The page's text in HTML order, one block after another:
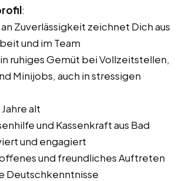
:
an Zuverlässigkeit zeichnet Dich aus
und im Team
ruhiges Gemüt bei Vollzeitstellen,
Minijobs, auch in stressigen
alt
und Kassenkraft aus Bad
und engagiert
und freundliches Auftreten
Deutschkenntnisse